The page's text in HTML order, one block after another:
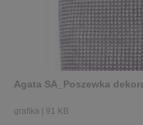
Agata SA_Poszewka
grafika | 91 KB